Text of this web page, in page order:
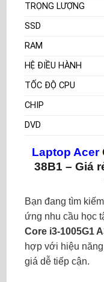
TRỌNG LƯỢNG
SSD
RAM
HỆ ĐIỀU HÀNH
TỐC ĐỘ CPU
CHIP
DVD
Laptop Acer
38B1 – Giá
Bạn đang tìm
ứng nhu cầu học
Core i3-1005G1
hợp với hiệu
giá dễ tiếp cận.